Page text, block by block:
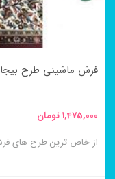
فرش ماشینی طرح بیجار لاکی ۷۰۰
1,475,000تومان
از خاص ترین طرح های فرش ماشینی ۷۰۰ شانه طرح